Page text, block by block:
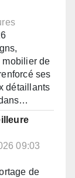
mobilier de
ses
détaillants
09:03
de